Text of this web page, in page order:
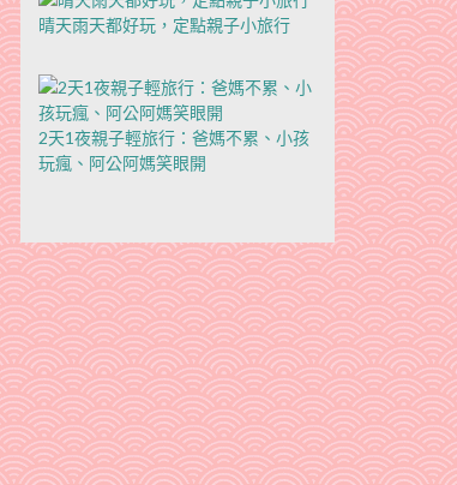
晴天雨天都好玩，定點親子小旅行
2天1夜親子輕旅行：爸媽不累、小孩
玩瘋、阿公阿媽笑眼開